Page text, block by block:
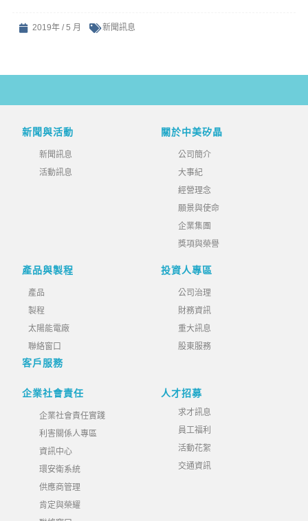
2019年 / 5 月 新聞訊息
新聞與活動
新聞訊息
活動訊息
關於中美矽晶
公司簡介
大事紀
經營理念
願景與使命
企業集團
獎項與榮譽
產品與製程
產品
製程
太陽能電廠
聯絡窗口
客戶服務
投資人專區
公司治理
財務資訊
重大訊息
股東服務
企業社會責任
企業社會責任實踐
利害關係人專區
資訊中心
環安衛系統
供應商管理
肯定與榮耀
人才招募
求才訊息
員工福利
活動花絮
交通資訊